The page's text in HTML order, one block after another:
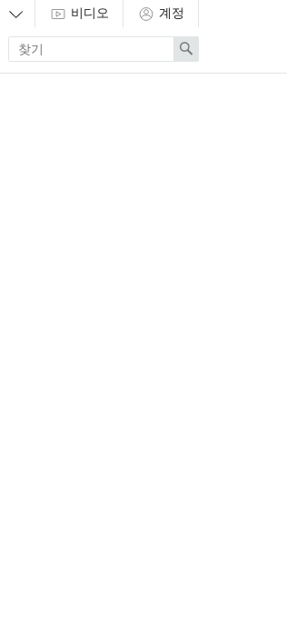
비디오 계정
Enter
search
term
Search